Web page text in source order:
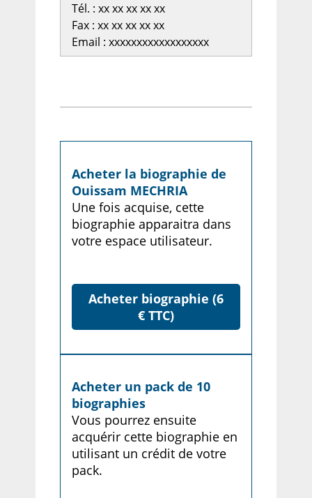
Tél. : xx xx xx xx xx
Fax : xx xx xx xx xx
Email : xxxxxxxxxxxxxxxxxx
Acheter la biographie de
Ouissam MECHRIA
Une fois acquise, cette
biographie apparaitra dans
votre espace utilisateur.
Acheter biographie (6
€ TTC)
Acheter un pack de 10
biographies
Vous pourrez ensuite
acquérir cette biographie en
utilisant un crédit de votre
pack.